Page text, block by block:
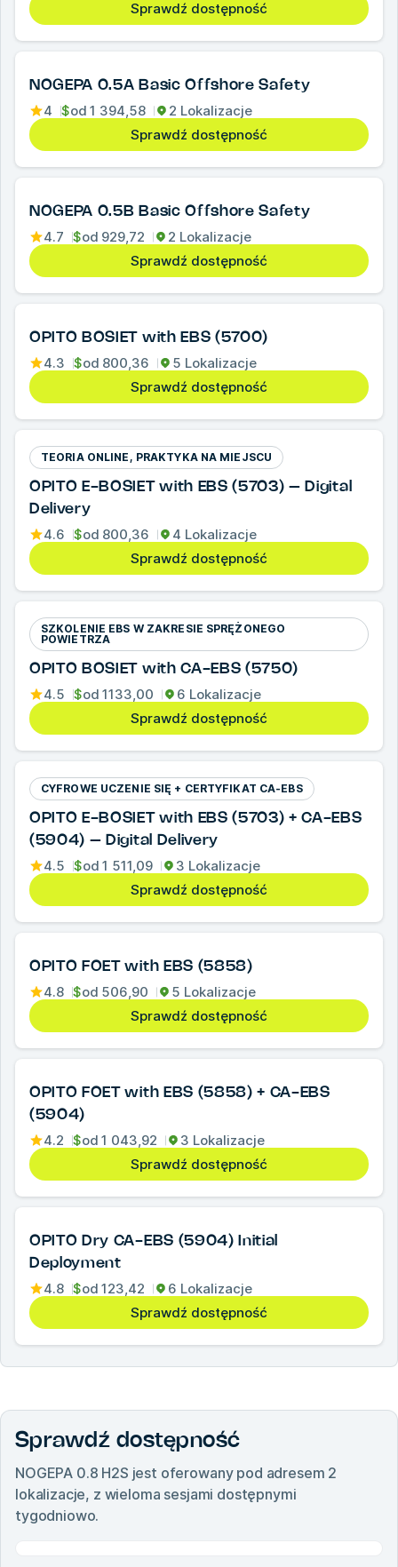
Sprawdź dostępność
NOGEPA 0.5A Basic Offshore Safety
4 $od 1 394,58
2 Lokalizacje
Sprawdź dostępność
NOGEPA 0.5B Basic Offshore Safety
4.7 $od 929,72
2 Lokalizacje
Sprawdź dostępność
OPITO BOSIET with EBS (5700)
4.3 $od 800,36
5 Lokalizacje
Sprawdź dostępność
TEORIA ONLINE, PRAKTYKA NA MIEJSCU
OPITO E-BOSIET with EBS (5703) – Digital
Delivery
4.6 $od 800,36
4 Lokalizacje
Sprawdź dostępność
SZKOLENIE EBS W ZAKRESIE SPRĘŻONEGO
POWIETRZA
OPITO BOSIET with CA-EBS (5750)
4.5 $od 1133,00
6 Lokalizacje
Sprawdź dostępność
CYFROWE UCZENIE SIĘ + CERTYFIKAT CA-EBS
OPITO E-BOSIET with EBS (5703) + CA-EBS
(5904) – Digital Delivery
4.5 $od 1 511,09
3 Lokalizacje
Sprawdź dostępność
OPITO FOET with EBS (5858)
4.8 $od 506,90
5 Lokalizacje
Sprawdź dostępność
OPITO FOET with EBS (5858) + CA-EBS
(5904)
4.2 $od 1 043,92
3 Lokalizacje
Sprawdź dostępność
OPITO Dry CA-EBS (5904) Initial
Deployment
4.8 $od 123,42
6 Lokalizacje
Sprawdź dostępność
Sprawdź dostępność
NOGEPA 0.8 H2S jest oferowany pod adresem 2
lokalizacje, z wieloma sesjami dostępnymi
tygodniowo.